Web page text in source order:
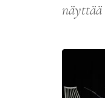
näyttää